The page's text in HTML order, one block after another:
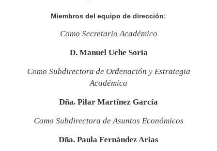
Miembros del equipo de dirección:
Como Secretario Académico
D. Manuel Uche Soria
Como Subdirectora de Ordenación y Estrategia
Académica
Dña. Pilar Martínez García
Como Subdirectora de Asuntos Económicos
Dña. Paula Fernández Arias